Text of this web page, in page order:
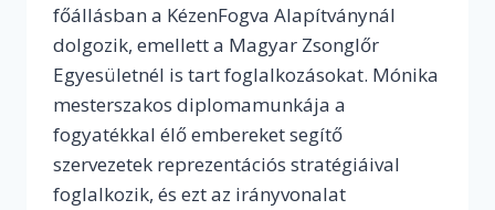
főállásban a KézenFogva Alapítványnál
dolgozik, emellett a Magyar Zsonglőr
Egyesületnél is tart foglalkozásokat. Mónika
mesterszakos diplomamunkája a
fogyatékkal élő embereket segítő
szervezetek reprezentációs stratégiáival
foglalkozik, és ezt az irányvonalat